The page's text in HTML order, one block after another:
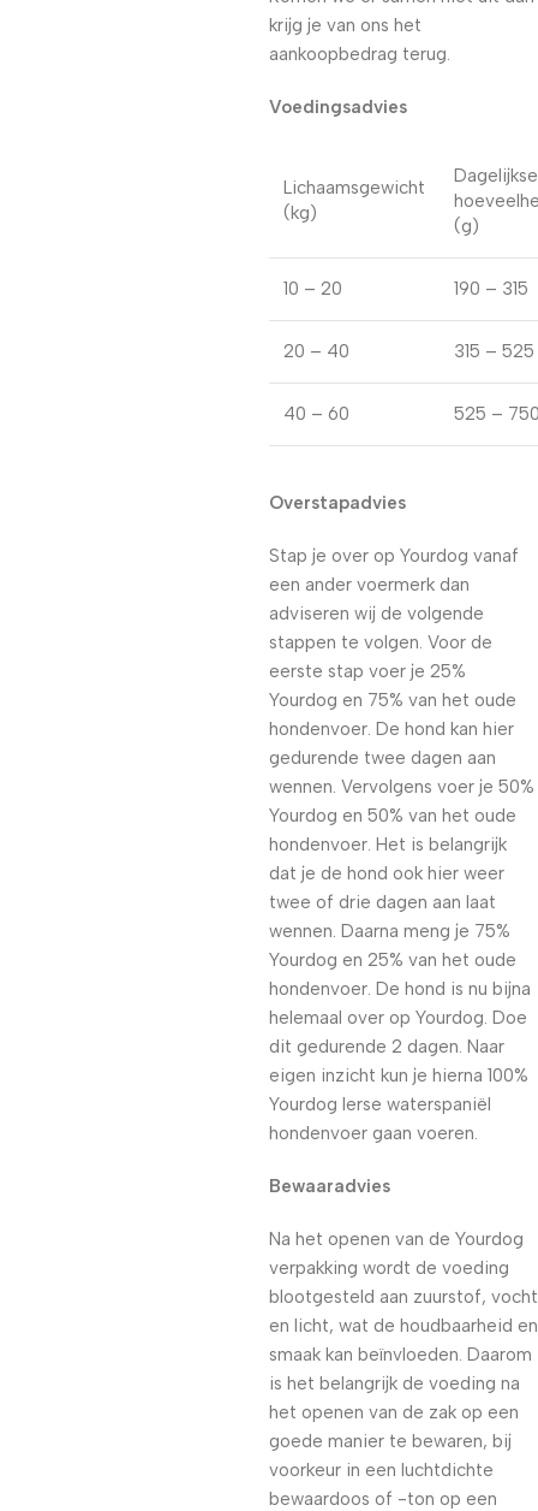
krijg je van ons het
aankoopbedrag terug.
Voedingsadvies
Lichaamsgewicht
(kg)
Dagelijkse
(g)
10 – 20 190 – 315
20 – 40 315 – 525
40 – 60 525 –
Overstapadvies
Stap je over op Yourdog vanaf
een ander voermerk dan
adviseren wij de volgende
stappen te volgen. Voor de
eerste stap voer je 25%
Yourdog en 75% van het oude
hondenvoer. De hond kan hier
gedurende twee dagen aan
wennen. Vervolgens voer je 50%
Yourdog en 50% van het oude
hondenvoer. Het is belangrijk
dat je de hond ook hier weer
twee of drie dagen aan laat
wennen. Daarna meng je 75%
Yourdog en 25% van het oude
hondenvoer. De hond is nu bijna
helemaal over op Yourdog. Doe
dit gedurende 2 dagen. Naar
eigen inzicht kun je hierna 100%
Yourdog Ierse waterspaniël
hondenvoer gaan voeren.
Bewaaradvies
Na het openen van de Yourdog
verpakking wordt de voeding
blootgesteld aan zuurstof, vocht
en licht, wat de houdbaarheid en
smaak kan beïnvloeden. Daarom
is het belangrijk de voeding na
het openen van de zak op een
goede manier te bewaren, bij
voorkeur in een luchtdichte
bewaardoos of -ton op een